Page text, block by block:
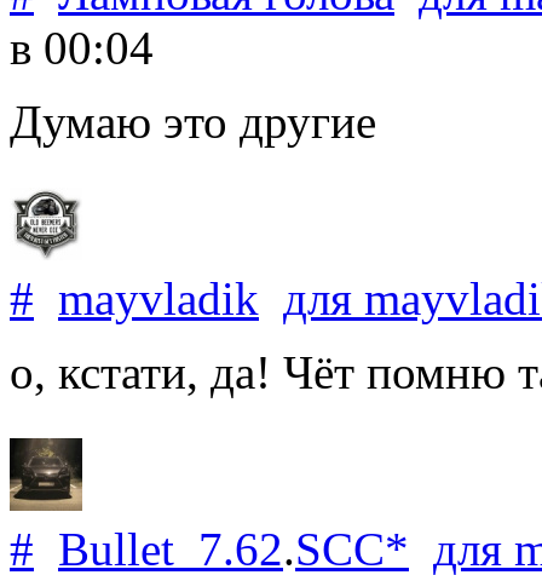
в 00:04
Думаю это другие
# mayvladik для
о, кстати, да! Чёт помню
# Bullet_7.62.SCC* для